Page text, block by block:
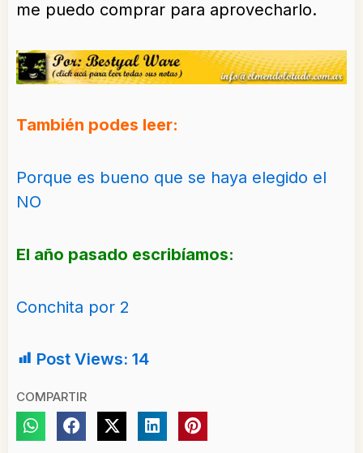
me puedo comprar para aprovecharlo.
También podes leer:
Porque es bueno que se haya elegido el
NO
El año pasado escribíamos:
Conchita por 2
Post Views: 14
COMPARTIR